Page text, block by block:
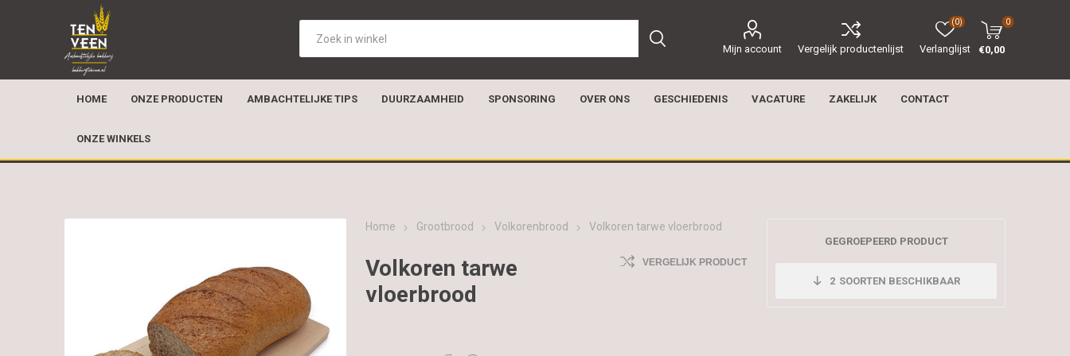
Mijn account Vergelijk productenlijst Verlanglijst
(0) 0
€0,00
HOME ONZE PRODUCTEN AMBACHTELIJKE TIPS DUURZAAMHEID SPONSORING OVER ONS GESCHIEDENIS VACATURE ZAKELIJK CONTACT
ONZE WINKELS
Home Grootbrood Volkorenbrood Volkoren tarwe vloerbrood
Volkoren tarwe
vloerbrood
VERGELIJK PRODUCT
GEGROEPEERD PRODUCT
2 SOORTEN BESCHIKBAAR